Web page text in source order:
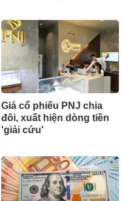
học tại Mỹ, từng làm tại
KPMG và Vietcap
Giá cổ phiếu PNJ chia
đôi, xuất hiện dòng tiền
'giải cứu'